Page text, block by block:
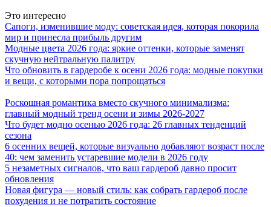
Это интересно
Сапоги, изменившие моду: советская идея, которая покорила
мир и принесла прибыль другим
Модные цвета 2026 года: яркие оттенки, которые заменят
скучную нейтральную палитру
Что обновить в гардеробе к осени 2026 года: модные покупки
и вещи, с которыми пора попрощаться
Роскошная романтика вместо скучного минимализма:
главный модный тренд осени и зимы 2026-2027
Что будет модно осенью 2026 года: 26 главных тенденций
сезона
6 осенних вещей, которые визуально добавляют возраст после
40: чем заменить устаревшие модели в 2026 году
5 незаметных сигналов, что ваш гардероб давно просит
обновления
Новая фигура — новый стиль: как собрать гардероб после
похудения и не потратить состояние